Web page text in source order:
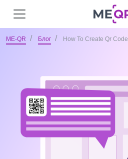
ME-QR Блог How To Create Qr Code